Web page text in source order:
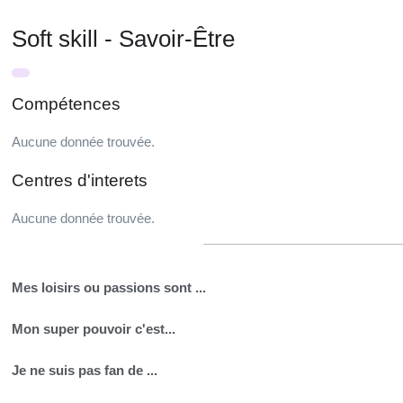
Soft skill - Savoir-Être
Compétences
Aucune donnée trouvée.
Centres d'interets
Aucune donnée trouvée.
Mes loisirs ou passions sont ...
Mon super pouvoir c'est...
Je ne suis pas fan de ...